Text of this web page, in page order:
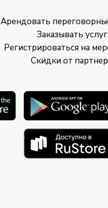
Арендовать
Заказывать
Регистрироваться на
Скидки от